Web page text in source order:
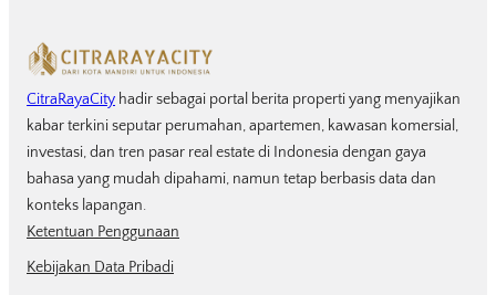
CitraRayaCity hadir sebagai portal berita properti yang menyajikan
kabar terkini seputar perumahan, apartemen, kawasan komersial,
investasi, dan tren pasar real estate di Indonesia dengan gaya
bahasa yang mudah dipahami, namun tetap berbasis data dan
konteks lapangan.
Ketentuan Penggunaan
Kebijakan Data Pribadi